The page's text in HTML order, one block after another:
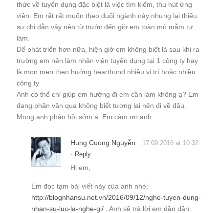
thức về tuyển dụng đặc biệt là việc tìm kiếm, thu hút ứng
viên. Em rất rất muốn theo đuổi ngành này nhưng lại thiếu
sự chỉ dẫn vậy nên từ trước đến giờ em toàn mò mẫm tự
làm.
Để phát triển hơn nữa, hiện giờ em không biết là sau khi ra
trường em nên làm nhân viên tuyển dụng tại 1 công ty hay
là mon men theo hướng hearthund nhiều vị trí hoặc nhiều
công ty
Anh có thể chỉ giúp em hướng đi em cần làm không ạ? Em
đang phân vân qua không biết tương lai nên đi về đâu.
Mong anh phản hồi sớm ạ. Em cảm ơn anh.
Hung Cuong Nguyễn 17.09.2016 at 10:32
- Reply
Hi em,
Em đọc tạm bài viết này của anh nhé:
http://blognhansu.net.vn/2016/09/12/nghe-tuyen-dung-
nhan-su-luc-la-nghe-gi/ . Anh sẽ trả lời em dần dần.